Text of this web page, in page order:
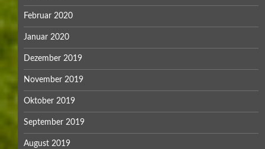
Februar 2020
Januar 2020
Dezember 2019
November 2019
Oktober 2019
September 2019
August 2019